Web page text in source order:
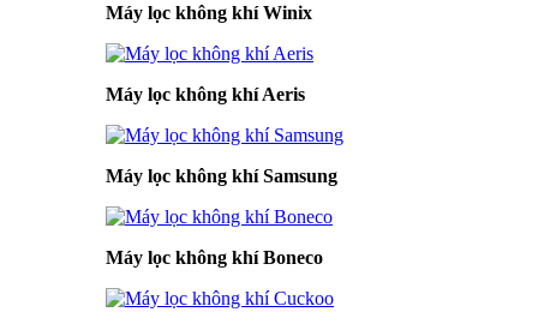
Máy lọc không khí Winix
Máy lọc không khí Aeris
Máy lọc không khí Samsung
Máy lọc không khí Boneco